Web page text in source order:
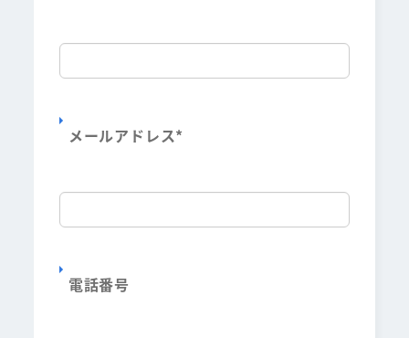
メールアドレス*
電話番号